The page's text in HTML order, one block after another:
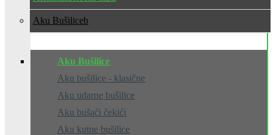
Aku Bušilice
Aku Bušilice
Aku bušilice - klasične
Aku udarne bušilice
Aku bušaći čekići
Aku kutne bušilice